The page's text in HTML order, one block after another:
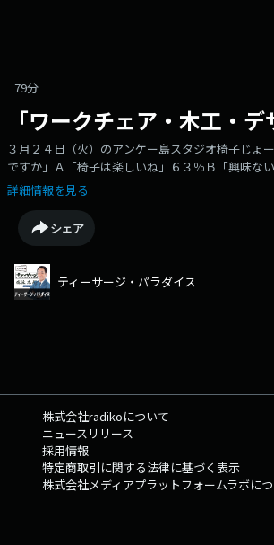
79分
「ワークチェア・木工・
３月２４日（火）のアンケー島スタジオ椅子じょ
ですか」Ａ「椅子は楽しいね」６３％Ｂ「興味な
詳細情報を見る
シェア
ティーサージ・パラダイス
株式会社radikoについて
ニュースリリース
採用情報
特定商取引に関する法律に基づく表示
株式会社メディアプラットフォームラボに